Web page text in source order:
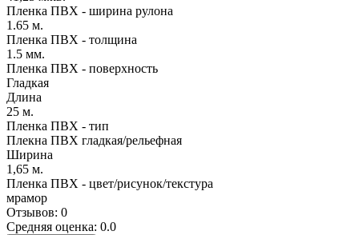
Пленка ПВХ - ширина рулона
1.65 м.
Пленка ПВХ - толщина
1.5 мм.
Пленка ПВХ - поверхность
Гладкая
Длина
25 м.
Пленка ПВХ - тип
Плекна ПВХ гладкая/рельефная
Ширина
1,65 м.
Пленка ПВХ - цвет/рисунок/текстура
мрамор
Отзывов: 0
Средняя оценка: 0.0